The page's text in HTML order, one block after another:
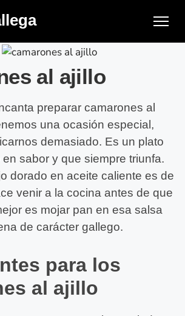
al ajillo
preparar camarones al
una ocasión especial,
demasiado. Es un plato
sabor y que siempre triunfa.
dorado en aceite caliente es de
venir a la cocina antes de que
es mojar pan en esa salsa
de carácter gallego.
para los
al ajillo